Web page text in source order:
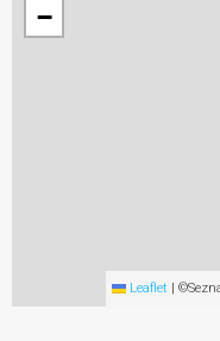
−
Leaflet |